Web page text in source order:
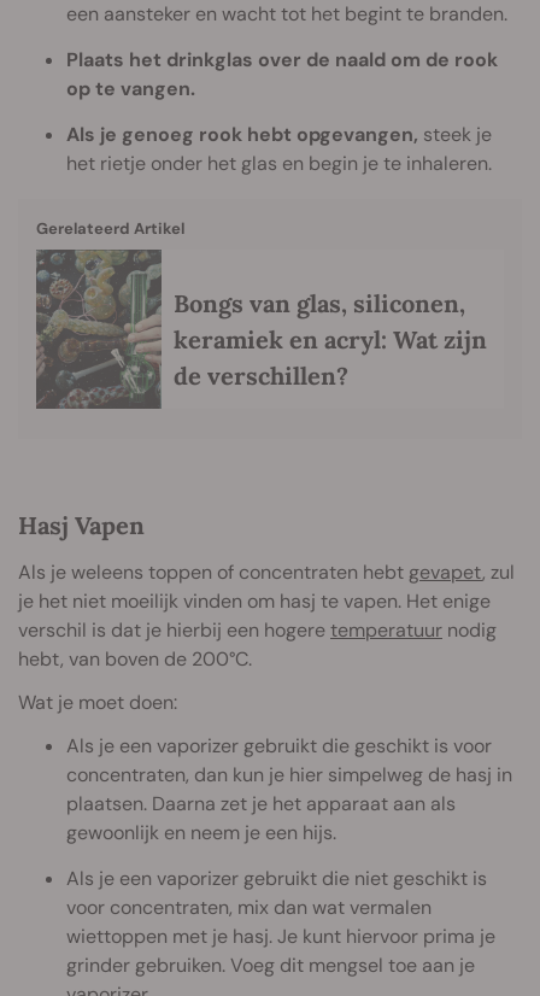
een aansteker en wacht tot het begint te branden.
Plaats het drinkglas over de naald om de rook
op te vangen.
Als je genoeg rook hebt opgevangen, steek je
het rietje onder het glas en begin je te inhaleren.
Gerelateerd Artikel
Bongs van glas, siliconen,
keramiek en acryl: Wat zijn
de verschillen?
Hasj Vapen
Als je weleens toppen of concentraten hebt gevapet, zul
je het niet moeilijk vinden om hasj te vapen. Het enige
verschil is dat je hierbij een hogeretemperatuur nodig
hebt, van boven de 200°C.
Wat je moet doen:
Als je een vaporizer gebruikt die geschikt is voor
concentraten, dan kun je hier simpelweg de hasj in
plaatsen. Daarna zet je het apparaat aan als
gewoonlijk en neem je een hijs.
Als je een vaporizer gebruikt die niet geschikt is
voor concentraten, mix dan wat vermalen
wiettoppen met je hasj. Je kunt hiervoor prima je
grinder gebruiken. Voeg dit mengsel toe aan je